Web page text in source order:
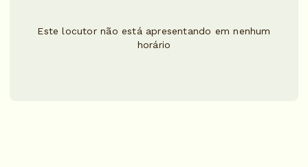
Este locutor não está apresentando em nenhum
horário